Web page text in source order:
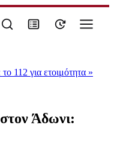
112 για ετοιμότητα »
Άδωνι: